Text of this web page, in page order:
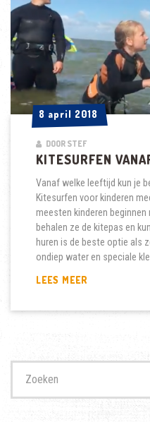
8 april 2018
8 april 2018
DOOR STEF
KITESURFEN
Vanaf welke leeftijd kun je
Kitesurfen voor kinderen
meesten kinderen beginnen
behalen ze de kitepas en
huren is de beste optie als
ondiep water en speciale
LEES MEER
naar: